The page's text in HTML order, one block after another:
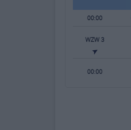
00:00
WZW 3
00:00